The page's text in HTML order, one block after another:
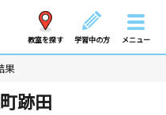
教室を探す 学習中の方 メニュー
果
跡田